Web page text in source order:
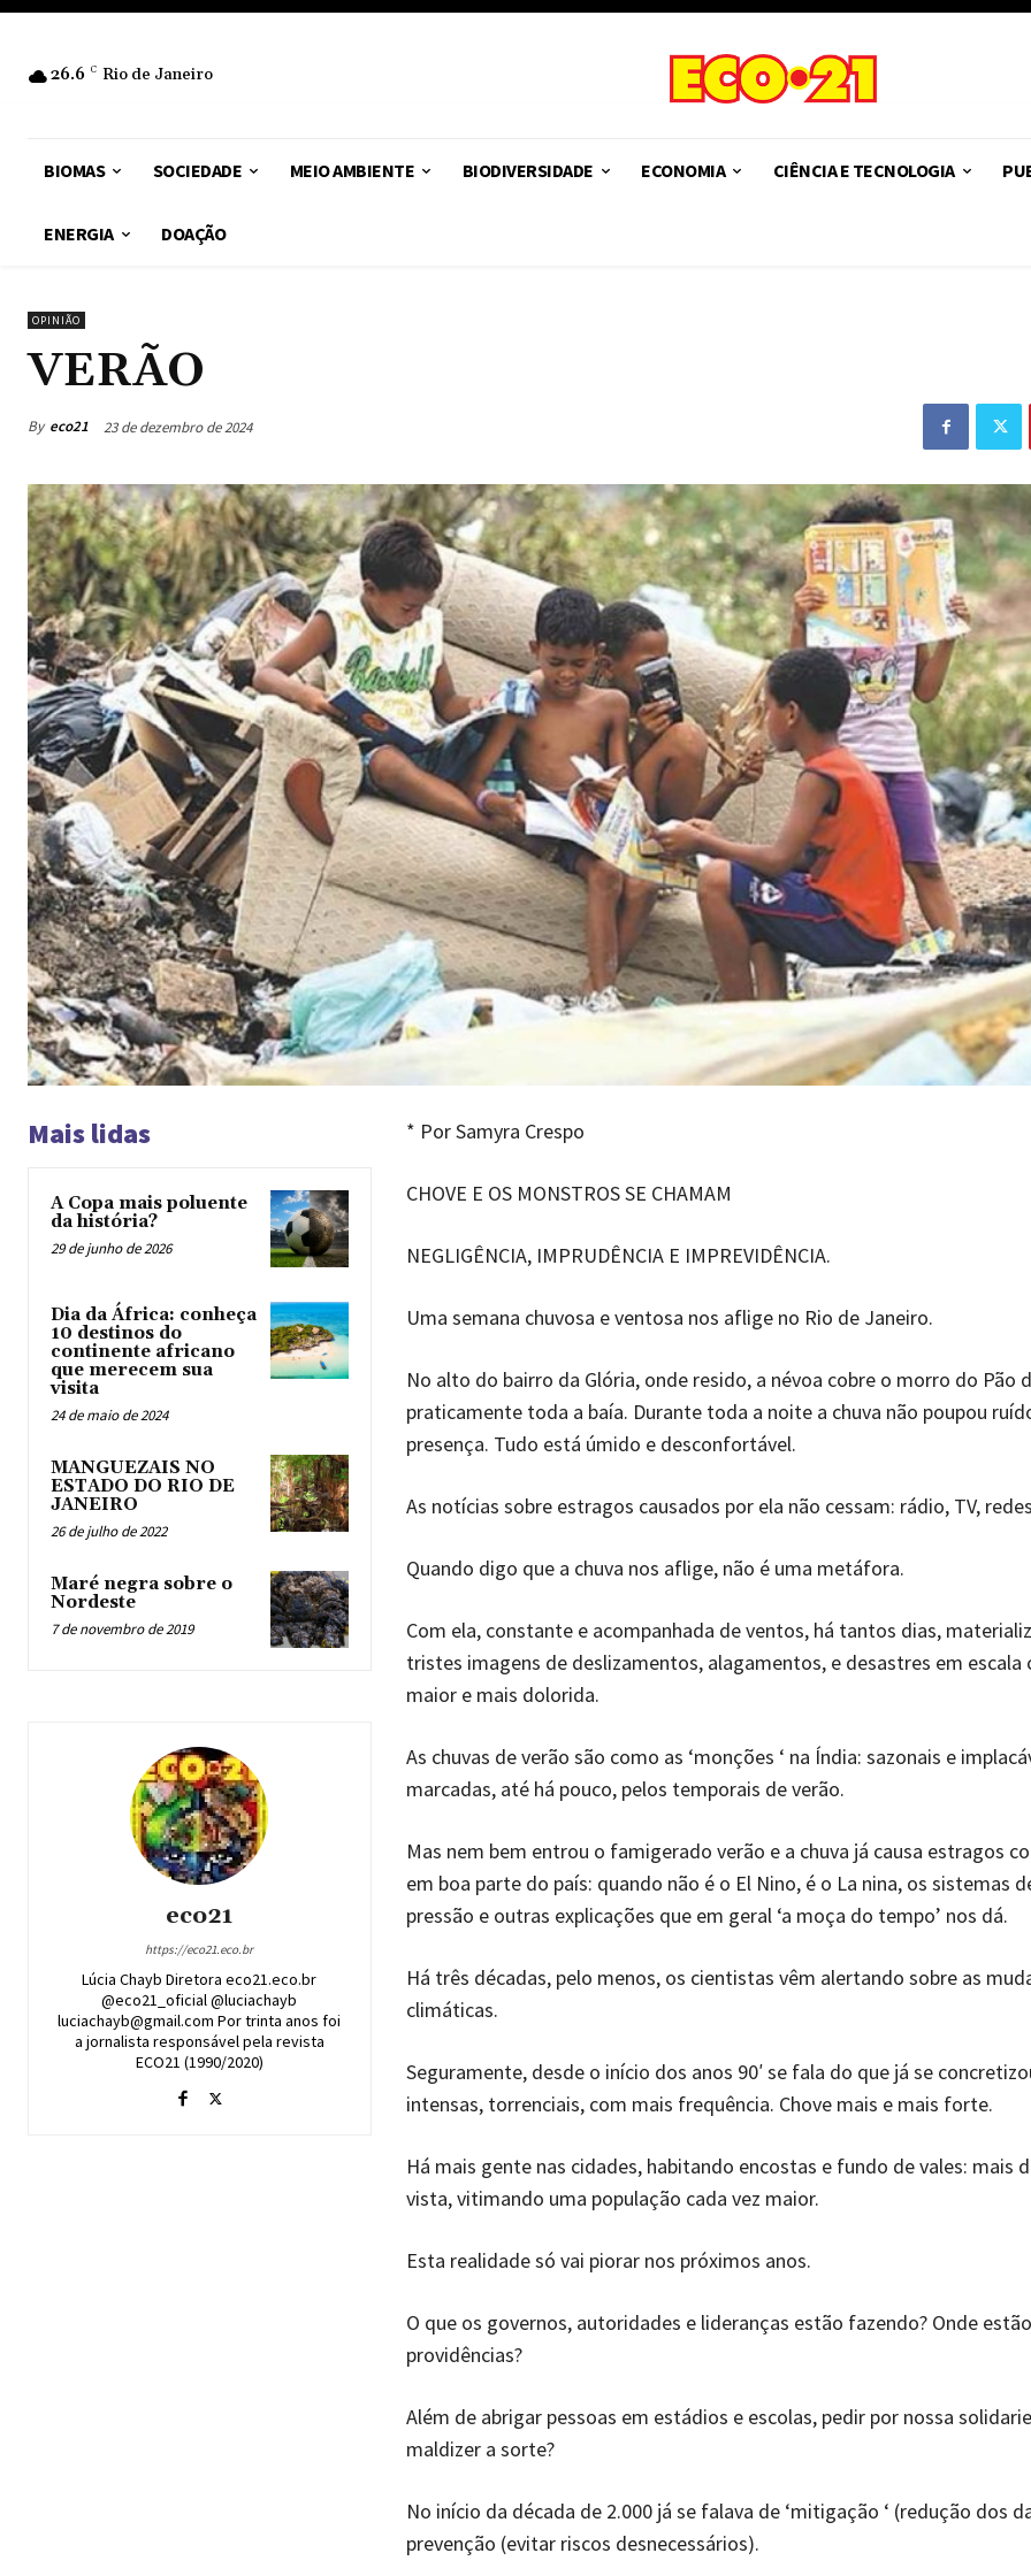
26.6 C Rio de Janeiro
BIOMAS SOCIEDADE MEIO AMBIENTE BIODIVERSIDADE ECONOMIA CIÊNCIA E TECNOLOGIA
ENERGIA DOAÇÃO
OPINIÃO
VERÃO
By eco21 23 de dezembro de 2024
Mais lidas
A Copa mais poluente
da história?
29 de junho de 2026
Dia da África: conheça
10 destinos do
continente africano
que merecem sua
visita
24 de maio de 2024
MANGUEZAIS NO
ESTADO DO RIO DE
JANEIRO
26 de julho de 2022
Maré negra sobre o
Nordeste
7 de novembro de 2019
eco21
https://eco21.eco.br
Lúcia Chayb Diretora eco21.eco.br
@eco21_oficial @luciachayb
luciachayb@gmail.com Por trinta anos foi
a jornalista responsável pela revista
ECO21 (1990/2020)
* Por Samyra Crespo
CHOVE E OS MONSTROS SE CHAMAM
NEGLIGÊNCIA, IMPRUDÊNCIA E IMPREVIDÊNCIA.
Uma semana chuvosa e ventosa nos aflige no Rio de Janeiro.
No alto do bairro da Glória, onde resido, a névoa cobre o morro do Pão
praticamente toda a baía. Durante toda a noite a chuva não poupou
presença. Tudo está úmido e desconfortável.
As notícias sobre estragos causados por ela não cessam: rádio, TV,
Quando digo que a chuva nos aflige, não é uma metáfora.
Com ela, constante e acompanhada de ventos, há tantos dias,
tristes imagens de deslizamentos, alagamentos, e desastres em escala
maior e mais dolorida.
As chuvas de verão são como as ‘monções ‘ na Índia: sazonais e
marcadas, até há pouco, pelos temporais de verão.
Mas nem bem entrou o famigerado verão e a chuva já causa estragos
em boa parte do país: quando não é o El Nino, é o La nina, os sistemas
pressão e outras explicações que em geral ‘a moça do tempo’ nos dá.
Há três décadas, pelo menos, os cientistas vêm alertando sobre as
climáticas.
Seguramente, desde o início dos anos 90′ se fala do que já se
intensas, torrenciais, com mais frequência. Chove mais e mais forte.
Há mais gente nas cidades, habitando encostas e fundo de vales: mais
vista, vitimando uma população cada vez maior.
Esta realidade só vai piorar nos próximos anos.
O que os governos, autoridades e lideranças estão fazendo? Onde
providências?
Além de abrigar pessoas em estádios e escolas, pedir por nossa
maldizer a sorte?
No início da década de 2.000 já se falava de ‘mitigação ‘ (redução dos
prevenção (evitar riscos desnecessários).